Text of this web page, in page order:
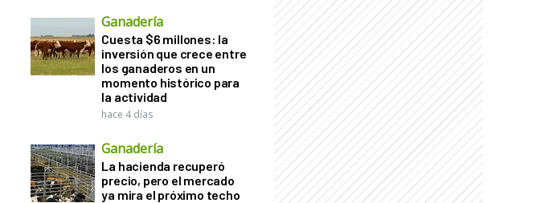
Ganadería
Cuesta $6 millones: la
inversión que crece entre
los ganaderos en un
momento histórico para
la actividad
hace 4 días
Ganadería
La hacienda recuperó
precio, pero el mercado
ya mira el próximo techo